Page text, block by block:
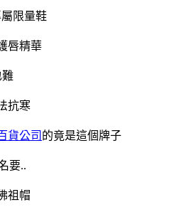
限量鞋
唇精華
難
抗寒
貨公司 的竟是這個牌子
要..
祖帽